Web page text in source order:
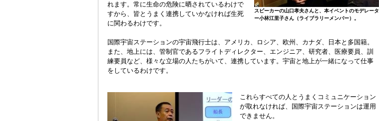
スピーカーの山口孝夫さんと、本イベントのモデレータ
ー小林江里子さん（ライブラリーメンバー）。
れます。常に生命の危険に晒されているわけで
すから、皆とうまく連携していかなければ生死
に関わるわけです。
国際宇宙ステーションの宇宙飛行士は、アメリカ、ロシア、欧州、カナダ、日本と多国籍。
また、地上には、管制官であるフライトディレクター、エンジニア、研究者、医療要員、訓
練要員など、様々な立場の人たちがいて、連携しています。宇宙と地上が一緒になって仕事
をしているわけです。
これらすべての人とうまくコミュニケーション
が取れなければ、国際宇宙ステーションは運用
できません。